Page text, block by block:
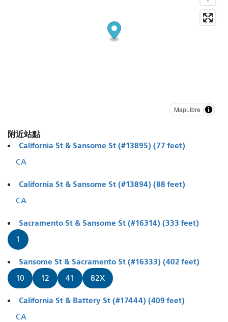
MapLibre
附近站點
California St & Sansome St (#13895) (77 feet)
CA
California St & Sansome St (#13894) (88 feet)
CA
Sacramento St & Sansome St (#16314) (333 feet)
1
Sansome St & Sacramento St (#16333) (402 feet)
10 12 41 82X
California St & Battery St (#17444) (409 feet)
CA